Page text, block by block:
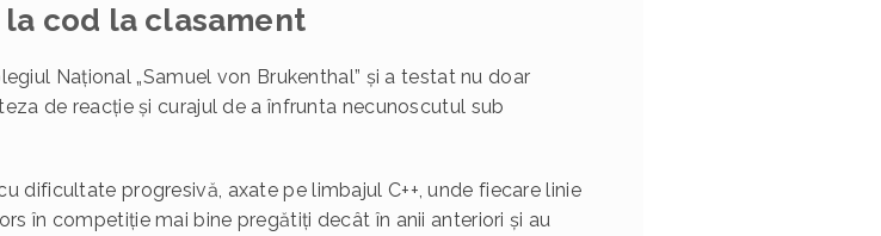
la cod la clasament
Național „Samuel von Brukenthal” și a testat nu doar
de reacție și curajul de a înfrunta necunoscutul sub
dificultate progresivă, axate pe limbajul C++, unde fiecare linie
în competiție mai bine pregătiți decât în anii anteriori și au